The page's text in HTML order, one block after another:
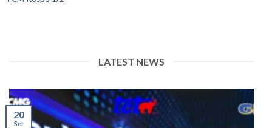
LATEST NEWS
20
Set